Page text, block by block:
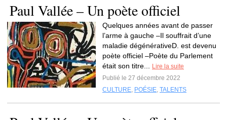
Paul Vallée – Un poète officiel
Quelques années avant de passer
l’arme à gauche –Il souffrait d’une
maladie dégénérativeD. est devenu
poète officiel –Poète du Parlement
était son titre...
Lire la suite
Publié le 27 décembre 2022
CULTURE, POÉSIE, TALENTS